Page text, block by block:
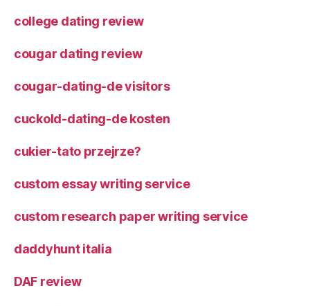
college dating review
cougar dating review
cougar-dating-de visitors
cuckold-dating-de kosten
cukier-tato przejrze?
custom essay writing service
custom research paper writing service
daddyhunt italia
DAF review